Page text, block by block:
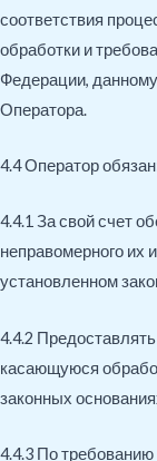
соответствия
обработки и
Федерации,
Оператора.
4.4 Оператор
4.4.1 За свой счет
неправомерного их
установленном
4.4.2
касающуюся
законных
4.4.3 По